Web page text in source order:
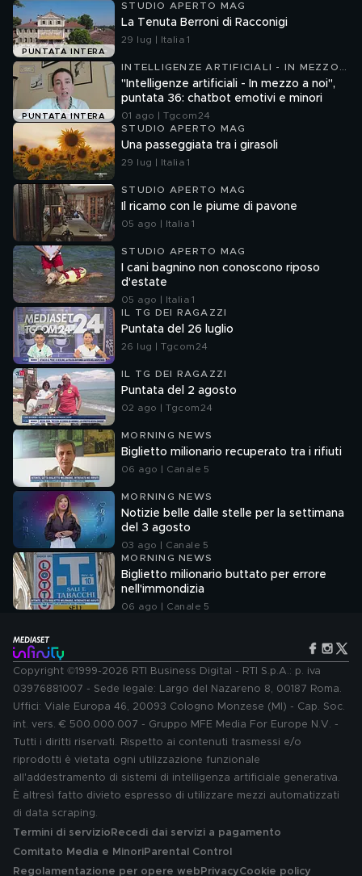
PUNTATA INTERA
STUDIO APERTO MAG
La Tenuta Berroni di Racconigi
29 lug | Italia 1
PUNTATA INTERA
INTELLIGENZE ARTIFICIALI - IN MEZZO
A NOI
"Intelligenze artificiali - In mezzo a noi",
puntata 36: chatbot emotivi e minori
01 ago | Tgcom24
STUDIO APERTO MAG
Una passeggiata tra i girasoli
29 lug | Italia 1
STUDIO APERTO MAG
Il ricamo con le piume di pavone
05 ago | Italia 1
STUDIO APERTO MAG
I cani bagnino non conoscono riposo
d'estate
05 ago | Italia 1
IL TG DEI RAGAZZI
Puntata del 26 luglio
26 lug | Tgcom24
IL TG DEI RAGAZZI
Puntata del 2 agosto
02 ago | Tgcom24
MORNING NEWS
Biglietto milionario recuperato tra i rifiuti
06 ago | Canale 5
MORNING NEWS
Notizie belle dalle stelle per la settimana
del 3 agosto
03 ago | Canale 5
MORNING NEWS
Biglietto milionario buttato per errore
nell'immondizia
06 ago | Canale 5
Copyright ©1999-2026 RTI Business Digital - RTI S.p.A.: p. iva
03976881007 - Sede legale: Largo del Nazareno 8, 00187 Roma.
Uffici: Viale Europa 46, 20093 Cologno Monzese (MI) - Cap. Soc.
int. vers. € 500.000.007 - Gruppo MFE Media For Europe N.V. -
Tutti i diritti riservati. Rispetto ai contenuti trasmessi e/o
riprodotti è vietata ogni utilizzazione funzionale
all'addestramento di sistemi di intelligenza artificiale generativa.
È altresì fatto divieto espresso di utilizzare mezzi automatizzati
di data scraping.
Termini di servizio Recedi dai servizi a pagamento
Comitato Media e MinoriParental Control
Regolamentazione per opere web PrivacyCookie policy